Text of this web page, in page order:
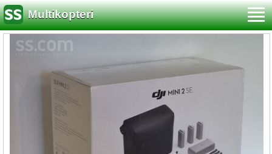
Multikopteri